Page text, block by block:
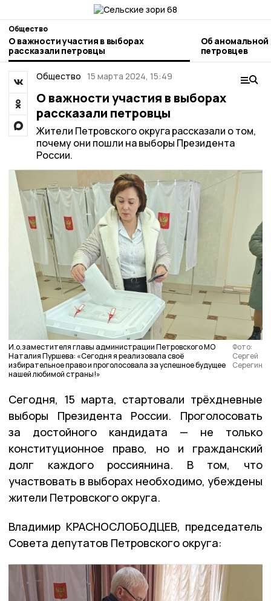
Общество
О важности участия в выборах
рассказали петровцы
Об
петровцев
Общество 15 марта 2024, 15:49
О важности участия в выборах
рассказали петровцы
Жители Петровского округа рассказали о том,
почему они пошли на выборы Президента
России.
И.о.заместителя главы администрации Петровского МО
Наталия Пуршева: «Сегодня я реализовала своё
избирательное право и проголосовала за успешное будущее
нашей любимой страны!»
Фото:
Сергей
Серегин
Сегодня, 15 марта, стартовали трёхдневные
выборы Президента России. Проголосовать
за достойного кандидата — не только
конституционное право, но и гражданский
долг каждого россиянина. В том, что
участвовать в выборах необходимо, убеждены
жители Петровского округа.
Владимир КРАСНОСЛОБОДЦЕВ, председатель
Совета депутатов Петровского округа: